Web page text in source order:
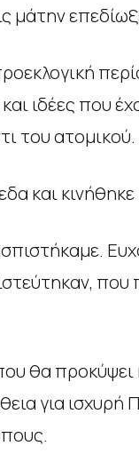
μάτην
ιδέες που
του ατομικού.
και
θα
για ισχυρή